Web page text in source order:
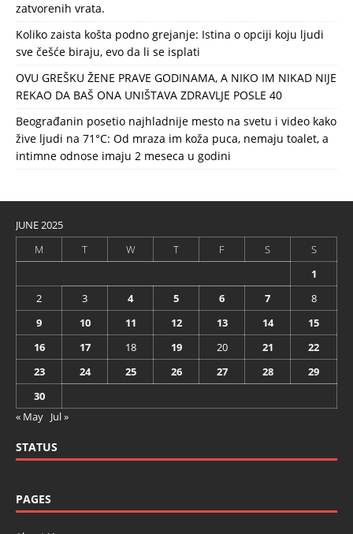
zatvorenih vrata.
Koliko zaista košta podno grejanje: Istina o opciji koju ljudi
sve češće biraju, evo da li se isplati
OVU GREŠKU ŽENE PRAVE GODINAMA, A NIKO IM NIKAD NIJE
REKAO DA BAŠ ONA UNIŠTAVA ZDRAVLJE POSLE 40
Beograđanin posetio najhladnije mesto na svetu i video kako
žive ljudi na 71°C: Od mraza im koža puca, nemaju toalet, a
intimne odnose imaju 2 meseca u godini
JUNE 2025
M
T W T F S
S
1
2
3 4 5 6 7
8
9
10 11 12 13 14
15
16
17 18 19 20 21
22
23
24 25 26 27 28
29
30
« May Jul »
STATUS
PAGES